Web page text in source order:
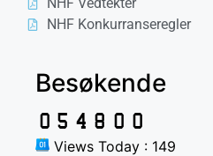
NHF Vedtekter
NHF Konkurranseregler
Besøkende
Views Today : 149